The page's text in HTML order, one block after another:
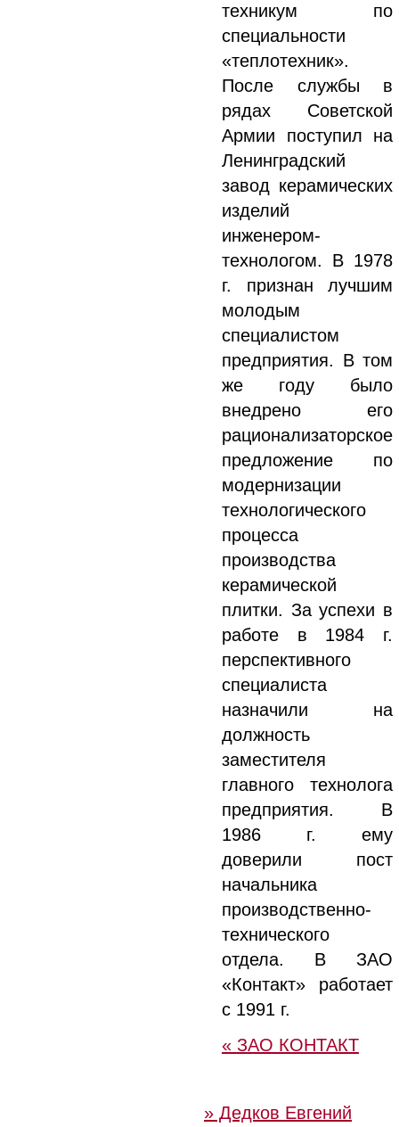
техникум по
специальности
«теплотехник».
После службы в
рядах Советской
Армии поступил на
Ленинградский
завод керамических
изделий
инженером-
технологом. В 1978
г. признан лучшим
молодым
специалистом
предприятия. В том
же году было
внедрено его
рационализаторское
предложение по
модернизации
технологического
процесса
производства
керамической
плитки. За успехи в
работе в 1984 г.
перспективного
специалиста
назначили на
должность
заместителя
главного технолога
предприятия. В
1986 г. ему
доверили пост
начальника
производственно-
технического
отдела. В ЗАО
«Контакт» работает
с 1991 г.
« ЗАО КОНТАКТ
» Дедков Евгений